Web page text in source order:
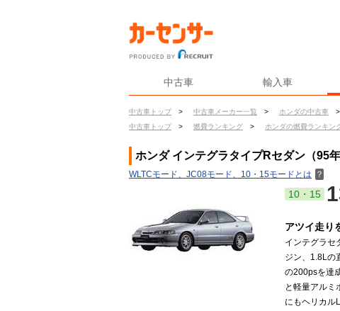
中古車 輸入車
中古車トップ > 中古車メーカー一覧 > ホンダの中古車 >
中古車トップ
> 燃費ランキング > ホンダの燃費ランキン
ホンダ インテグラタイプRセダン（95
WLTCモード、JC08モード、10・15モードとは ？
10・15
アツイ走り
インテグラセ
ジン、1.8Lの
の200psを達
と軽量アルミ
にもヘリカル